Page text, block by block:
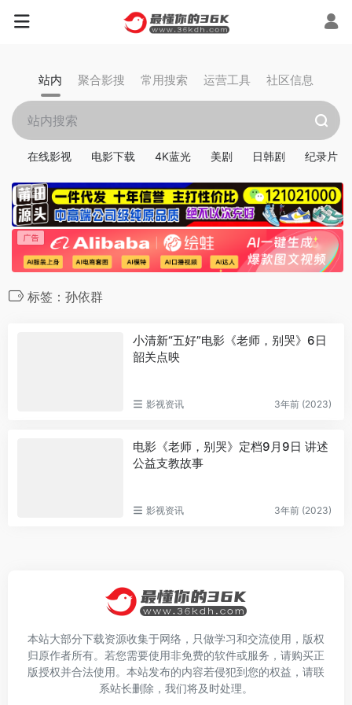
站内 聚合影搜 常用搜索 运营工具 社区信息
在线影视 电影下载 4K蓝光 美剧 日韩剧 纪录片
标签：孙依群
小清新“五好”电影《老师，别哭》6日
韶关点映
影视资讯 3年前 (2023)
电影《老师，别哭》定档9月9日 讲述
公益支教故事
影视资讯 3年前 (2023)
本站大部分下载资源收集于网络，只做学习和交流使用，版权
归原作者所有。若您需要使用非免费的软件或服务，请购买正
版授权并合法使用。本站发布的内容若侵犯到您的权益，请联
系站长删除，我们将及时处理。